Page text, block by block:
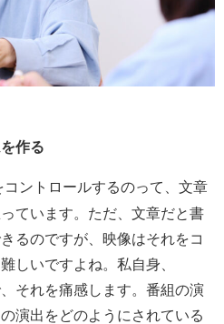
作る
ントロールするのって、文章
ています。ただ、文章だと書
るのですが、映像はそれをコ
しいですよね。私自身、
それを痛感します。番組の演
演出をどのようにされている